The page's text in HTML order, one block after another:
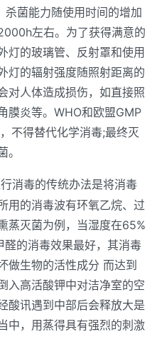
菌能力随使用时间的增加
左右。为了获得满意的
灯的玻璃管、反射罩和使用
灯的辐射强度随照射距离的
对人体造成损伤，如直接照
膜炎等。WHO和欧盟GMP
不得替代化学消毒;最终灭
消毒的传统办法是将消毒
用的消毒波有环氧乙烷、过
蒸灭菌为例，当湿度在65%
的消毒效果最好，其消毒
做生物的活性成分 而达到
入高活酸钾中对洁净室的空
酸讯遇到中部后会释放大是
中，用蒸得具有强烈的刺激